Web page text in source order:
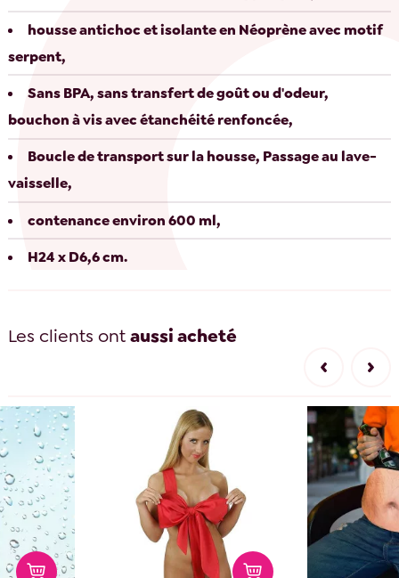
housse antichoc et isolante en Néoprène avec motif
serpent,
Sans BPA, sans transfert de goût ou d'odeur,
bouchon à vis avec étanchéité renfoncée,
Boucle de transport sur la housse, Passage au lave-
vaisselle,
contenance environ 600 ml,
H24 x D6,6 cm.
Les clients ontaussi acheté